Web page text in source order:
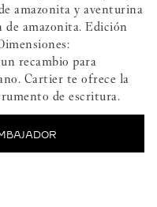
amazonita y aventurina
de amazonita. Edición
recambio para
Cartier te ofrece la
de escritura.